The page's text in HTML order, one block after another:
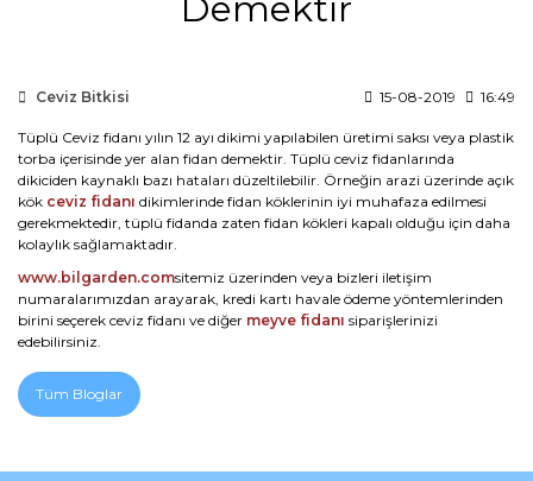
Demektir
Ceviz Bitkisi 15-08-2019 16:49
Tüplü Ceviz fidanı yılın 12 ayı dikimi yapılabilen üretimi saksı veya plastik
torba içerisinde yer alan fidan demektir. Tüplü ceviz fidanlarında
dikiciden kaynaklı bazı hataları düzeltilebilir. Örneğin arazi üzerinde açık
kök ceviz fidanı dikimlerinde fidan köklerinin iyi muhafaza edilmesi
gerekmektedir, tüplü fidanda zaten fidan kökleri kapalı olduğu için daha
kolaylık sağlamaktadır.
www.bilgarden.comsitemiz üzerinden veya bizleri iletişim
numaralarımızdan arayarak, kredi kartı havale ödeme yöntemlerinden
birini seçerek ceviz fidanı ve diğer meyve fidanı siparişlerinizi
edebilirsiniz.
Tüm Bloglar